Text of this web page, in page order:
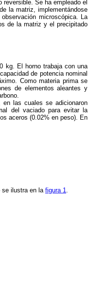
Se ha empleado el
la matriz, implementándose
microscópica. La
de la matriz y el precipitado
kg. El horno trabaja con una
de potencia nominal
Como materia prima se
de elementos aleantes y
las cuales se adicionaron
del vaciado para evitar la
aceros (0.02% en peso). En
se ilustra en la figura 1